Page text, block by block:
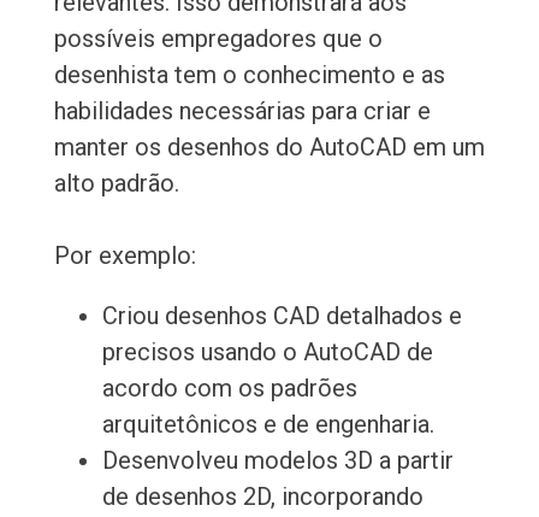
possíveis empregadores que o
desenhista tem o conhecimento e as
habilidades necessárias para criar e
manter os desenhos do AutoCAD em um
alto padrão.
Por exemplo:
Criou desenhos CAD detalhados e
precisos usando o AutoCAD de
acordo com os padrões
arquitetônicos e de engenharia.
Desenvolveu modelos 3D a partir
de desenhos 2D, incorporando